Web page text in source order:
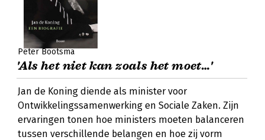
Peter Bootsma
'Als het niet kan zoals het moet…'
Jan de Koning diende als minister voor
Ontwikkelingssamenwerking en Sociale Zaken. Zijn
ervaringen tonen hoe ministers moeten balanceren
tussen verschillende belangen en hoe zij vorm